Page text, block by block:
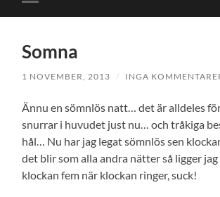
Slå
på/av
Somna
1 NOVEMBER, 2013 / INGA
Ännu en sömnlös natt… det är alldeles
snurrar i huvudet just nu… och tråkiga
hål… Nu har jag legat sömnlös sen
det blir som alla andra nätter så ligger
klockan fem när klockan ringer, suck!